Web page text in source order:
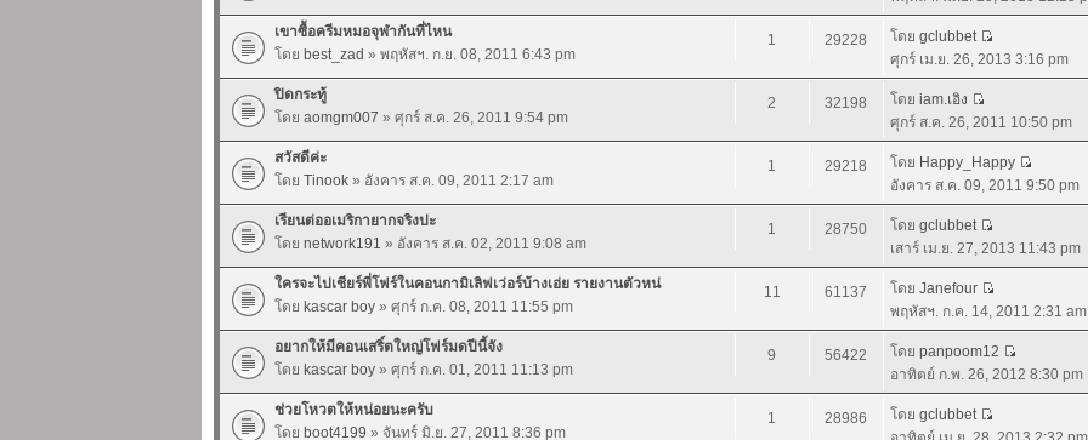
เขาซื้อครีมหมอจุฬากันที่ไหน
โดย best_zad » พฤหัสฯ. ก.ย. 08, 2011 6:43 pm
1 29228 โดย gclubbet
ศุกร์ เม.ย. 26, 2013 3:16 pm
ปิดกระทู้
โดย aomgm007 » ศุกร์ ส.ค. 26, 2011 9:54 pm
2 32198 โดย iam.เอิง
ศุกร์ ส.ค. 26, 2011 10:50 pm
สวัสดีค่ะ
โดย Tinook » อังคาร ส.ค. 09, 2011 2:17 am
1 29218 โดย Happy_Happy
อังคาร ส.ค. 09, 2011 9:50 pm
เรียนต่ออเมริกายากจริงปะ
โดย network191 » อังคาร ส.ค. 02, 2011 9:08 am
1 28750 โดย gclubbet
เสาร์ เม.ย. 27, 2013 11:43 pm
ใครจะไปเชียร์พี่โฟร์ในคอนกามิเลิฟเว่อร์บ้างเอ่ย รายงานตัวหน่
โดย kascar boy » ศุกร์ ก.ค. 08, 2011 11:55 pm
11 61137 โดย Janefour
พฤหัสฯ. ก.ค. 14, 2011 2:31 am
อยากให้มีคอนเสริ์ตใหญ่โฟร์มดปีนี้จัง
โดย kascar boy » ศุกร์ ก.ค. 01, 2011 11:13 pm
9 56422 โดย panpoom12
อาทิตย์ ก.พ. 26, 2012 8:30 pm
ช่วยโหวตให้หน่อยนะครับ
โดย boot4199 » จันทร์ มิ.ย. 27, 2011 8:36 pm
1 28986 โดย gclubbet